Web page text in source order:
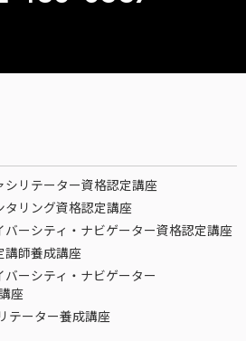
リテーター資格認定講座
リング資格認定講座
ーシティ・ナビゲーター資格認定講座
講師養成講座
ーシティ・ナビゲーター
座
テーター養成講座